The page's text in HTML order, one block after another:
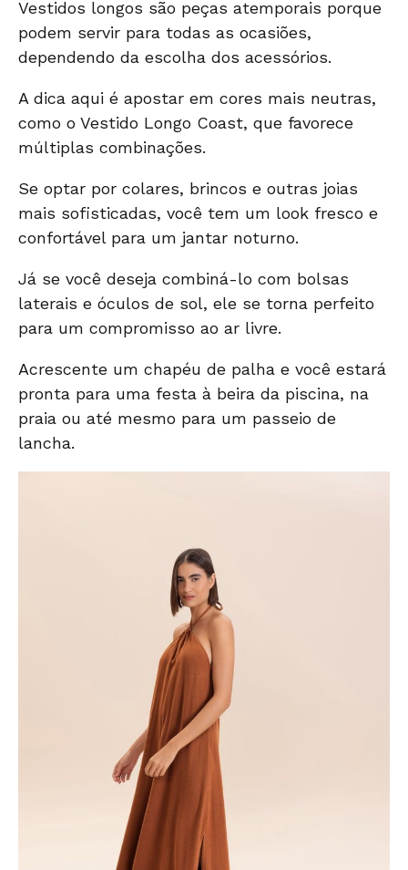
Vestidos longos são peças atemporais porque
podem servir para todas as ocasiões,
dependendo da escolha dos acessórios.
A dica aqui é apostar em cores mais neutras,
como o Vestido Longo Coast, que favorece
múltiplas combinações.
Se optar por colares, brincos e outras joias
mais sofisticadas, você tem um look fresco e
confortável para um jantar noturno.
Já se você deseja combiná-lo com bolsas
laterais e óculos de sol, ele se torna perfeito
para um compromisso ao ar livre.
Acrescente um chapéu de palha e você estará
pronta para uma festa à beira da piscina, na
praia ou até mesmo para um passeio de
lancha.